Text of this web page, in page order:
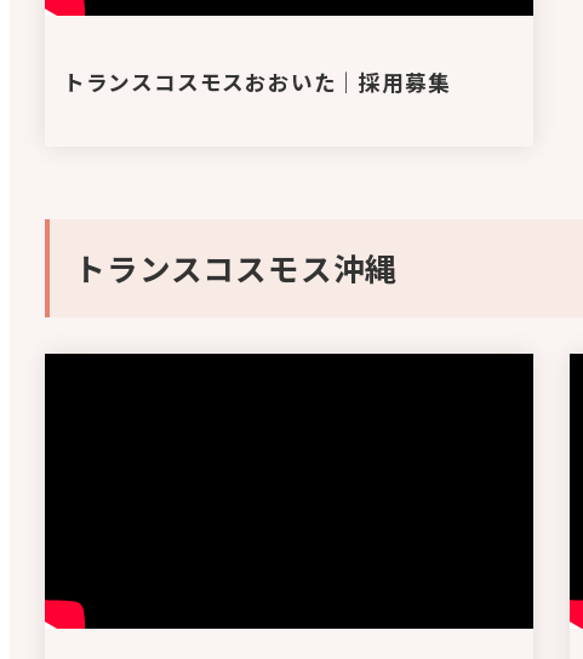
トランスコスモスおおいた｜採用募集
トランスコスモス沖縄